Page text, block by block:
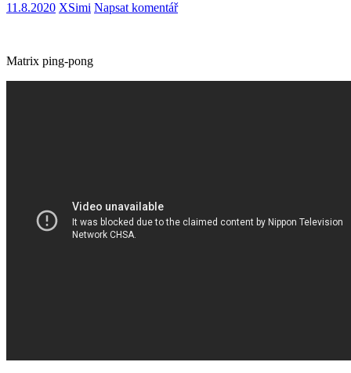
11.8.2020 XSimi Napsat komentář
Matrix ping-pong